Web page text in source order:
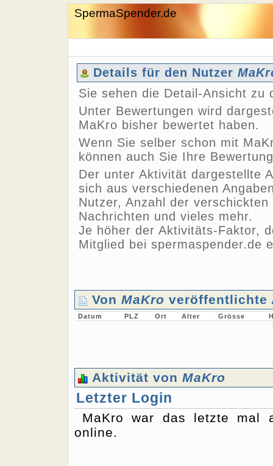
SpermaSpender.de
Details für den Nutzer
Sie sehen die Detail-Ansicht zu
Unter Bewertungen wird
MaKro bisher bewertet haben.
Wenn Sie selber schon mit
können auch Sie Ihre
Der unter Aktivität dargestellte
sich aus verschiedenen
Nutzer, Anzahl der
Nachrichten und vieles mehr.
Je höher der Aktivitäts-Faktor,
Mitglied bei spermaspender.de
Von MaKro veröffentlichte
Datum PLZ Ort Alter Grösse
Aktivität von MaKro
Letzter Login
MaKro war das letzte mal
online.